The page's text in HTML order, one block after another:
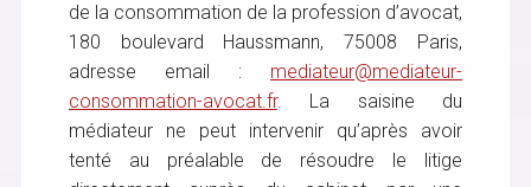
de la consommation de la profession d’avocat,
180 boulevard Haussmann, 75008 Paris,
adresse email : mediateur@mediateur-
consommation-avocat.fr. La saisine du
médiateur ne peut intervenir qu’après avoir
tenté au préalable de résoudre le litige